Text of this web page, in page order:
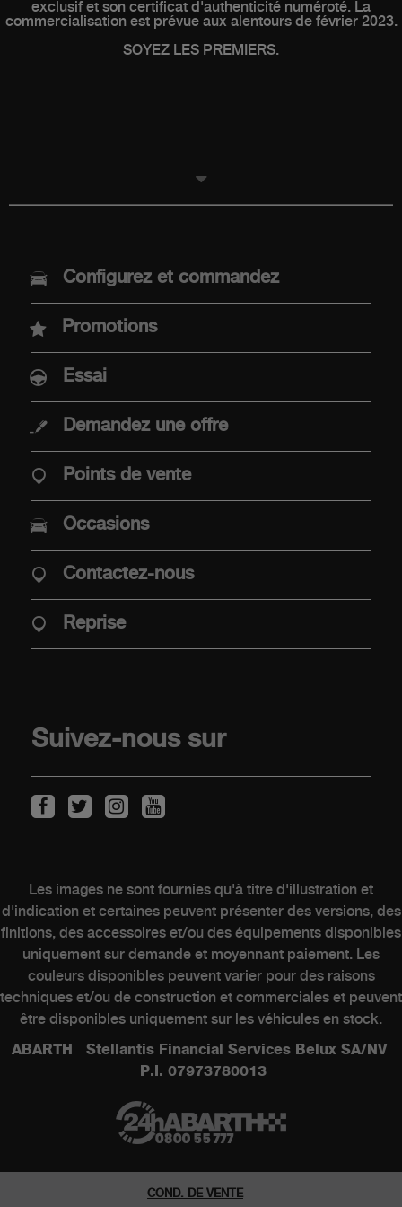
exclusif et son certificat d'authenticité numéroté. La
commercialisation est prévue aux alentours de février 2023.
SOYEZ LES PREMIERS.
MODELES
Nouvelle Abarth 600e
Abarth 500e
ACHAT
Offres
Offre Abarth Special Warranty
Points de vente
Véhicules de stock
Reprise
CLIENTS
Entretien des véhicules
Kit & Accessoires
Contactez un point de vente
MONDE ABARTH
Heritage
Histoire
Series speciales
Configurez et commandez
Promotions
Essai
Demandez une offre
Points de vente
Occasions
Contactez-nous
Reprise
Suivez-nous sur
Les images ne sont fournies qu'à titre d'illustration et
d'indication et certaines peuvent présenter des versions, des
finitions, des accessoires et/ou des équipements disponibles
uniquement sur demande et moyennant paiement. Les
couleurs disponibles peuvent varier pour des raisons
techniques et/ou de construction et commerciales et peuvent
être disponibles uniquement sur les véhicules en stock.
ABARTH Stellantis Financial Services Belux SA/NV
P.I. 07973780013
COND. DE VENTE